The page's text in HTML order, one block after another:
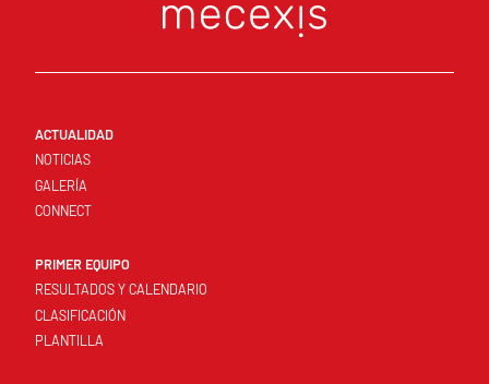
ACTUALIDAD
NOTICIAS
GALERÍA
CONNECT
PRIMER EQUIPO
RESULTADOS Y CALENDARIO
CLASIFICACIÓN
PLANTILLA